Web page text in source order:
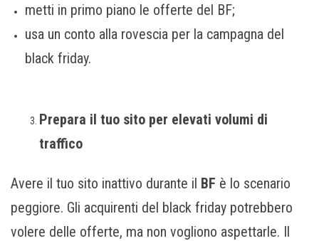
metti in primo piano le offerte del BF;
usa un conto alla rovescia per la campagna del
black friday.
Prepara il tuo sito per elevati volumi di
traffico
Avere il tuo sito inattivo durante il BF è lo scenario
peggiore. Gli acquirenti del black friday potrebbero
volere delle offerte, ma non vogliono aspettarle. Il